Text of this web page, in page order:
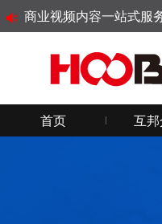
商业视频内容一站式服
首页 互